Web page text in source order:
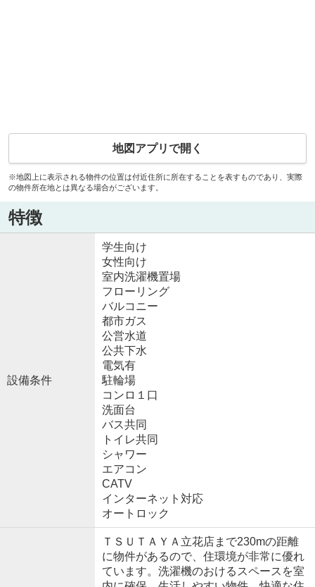
地図アプリで開く
※地図上に表示される物件の位置は付近住所に所在することを表すものであり、実際
の物件所在地とは異なる場合がございます。
特徴
設備条件
学生向け
女性向け
室内洗濯機置場
フローリング
バルコニー
都市ガス
公営水道
公共下水
電気有
駐輪場
コンロ１口
洗面台
バス共同
トイレ共同
シャワー
エアコン
CATV
インターネット対応
オートロック
ＴＳＵＴＡＹＡ立花店まで230mの距離
に物件があるので、住環境が非常に優れ
ています。洗濯機のおけるスペースを室